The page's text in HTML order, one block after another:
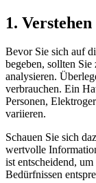
1.
Bevor Sie sich auf
begeben, sollten
analysieren.
verbrauchen. Ein
Personen,
variieren.
Schauen Sie sich
wertvolle
ist entscheidend,
Bedürfnissen